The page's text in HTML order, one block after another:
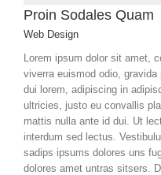
Proin Sodales Quam
Web Design
Lorem ipsum dolor sit amet,
viverra euismod odio,
dui lorem, adipiscing in
ultricies, justo eu convallis
mattis nulla ante id dui. Ut
interdum sed lectus.
sadips ipsums dolores uns
dolores amet untras sitsers.